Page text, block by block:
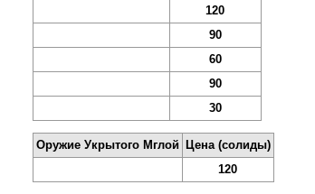
120
90
60
90
30
Оружие Укрытого Мглой
Цена (солиды)
120